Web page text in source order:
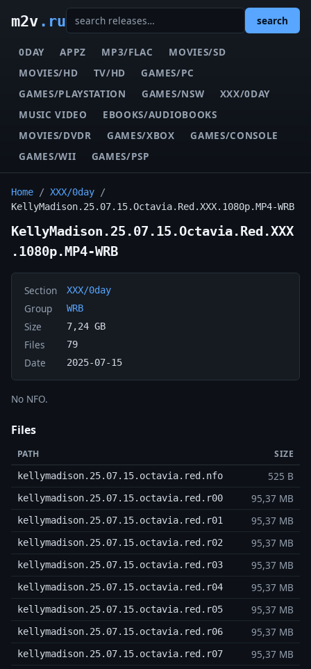
m2v.ru search
0DAY APPZ MP3/FLAC
MOVIES/SD
MOVIES/HD
TV/HD
GAMES/PC
GAMES/PLAYSTATION
GAMES/NSW
XXX/0DAY
MUSIC VIDEO
EBOOKS/AUDIOBOOKS
MOVIES/DVDR
GAMES/XBOX
GAMES/CONSOLE
GAMES/WII
GAMES/PSP
Home / XXX/0day /
KellyMadison.25.07.15.Octavia.Red.XXX.1080p.MP4-WRB
KellyMadison.25.07.15.Octavia.Red.XXX
.1080p.MP4-WRB
Section XXX/0day
Group WRB
Size 7,24 GB
Files 79
Date 2025-07-15
No NFO.
Files
PATH SIZE
kellymadison.25.07.15.octavia.red.nfo 525 B
kellymadison.25.07.15.octavia.red.r00 95,37 MB
kellymadison.25.07.15.octavia.red.r01 95,37 MB
kellymadison.25.07.15.octavia.red.r02 95,37 MB
kellymadison.25.07.15.octavia.red.r03 95,37 MB
kellymadison.25.07.15.octavia.red.r04 95,37 MB
kellymadison.25.07.15.octavia.red.r05 95,37 MB
kellymadison.25.07.15.octavia.red.r06 95,37 MB
kellymadison.25.07.15.octavia.red.r07 95,37 MB